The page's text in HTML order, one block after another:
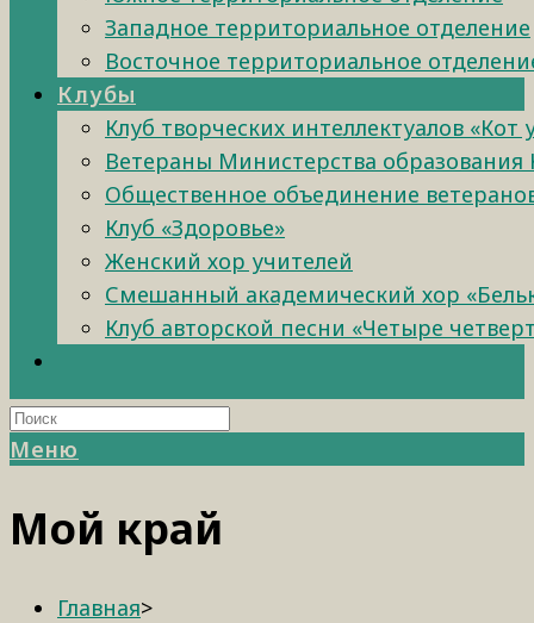
Западное территориальное отделение
Восточное территориальное
Клубы
Клуб творческих интеллектуалов «Кот
Ветераны Министерства образования
Общественное объединение
Клуб «Здоровье»
Женский хор учителей
Смешанный академический хор
Клуб авторской песни «Четыре
Меню
Мой край
Главная>